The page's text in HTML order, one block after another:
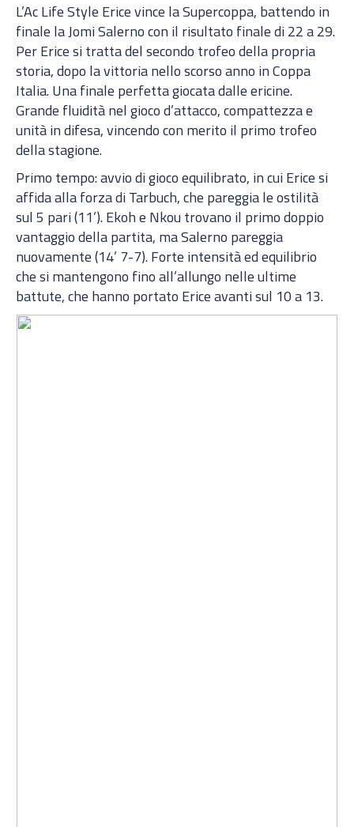
L’Ac Life Style Erice vince la Supercoppa, battendo in
finale la Jomi Salerno con il risultato finale di 22 a 29.
Per Erice si tratta del secondo trofeo della propria
storia, dopo la vittoria nello scorso anno in Coppa
Italia. Una finale perfetta giocata dalle ericine.
Grande fluidità nel gioco d’attacco, compattezza e
unità in difesa, vincendo con merito il primo trofeo
della stagione.
Primo tempo: avvio di gioco equilibrato, in cui Erice si
affida alla forza di Tarbuch, che pareggia le ostilità
sul 5 pari (11’). Ekoh e Nkou trovano il primo doppio
vantaggio della partita, ma Salerno pareggia
nuovamente (14’ 7-7). Forte intensità ed equilibrio
che si mantengono fino all’allungo nelle ultime
battute, che hanno portato Erice avanti sul 10 a 13.